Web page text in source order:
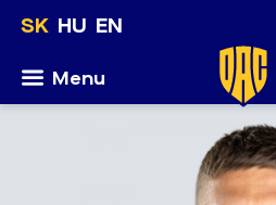
SK HU EN
Menu